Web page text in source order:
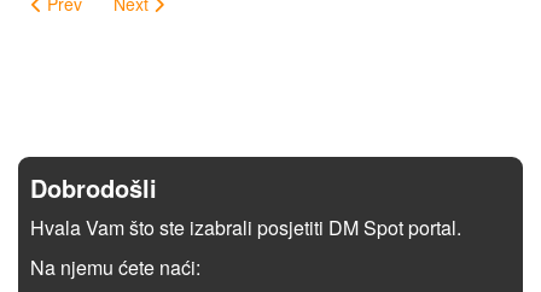
Dobrodošli
Hvala Vam što ste izabrali posjetiti DM Spot portal.
Na njemu ćete naći: